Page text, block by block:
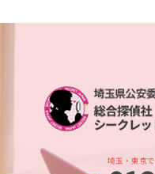
浮気調査 依頼
不倫調査 探偵 方法
浮気調査 gps
社内不倫 きっか
dv被害 対策 探偵
身辺調査 期間 結
身辺調査 なぜ わ
人探し どこまで
人探し どうやっ
家出調査 必要な
人探し 方法
埼玉県 DV被害 解
浦和 身辺調査
越谷レイクタウン
越谷市 身辺調査
北与野 浮気不倫調
埼玉・東京